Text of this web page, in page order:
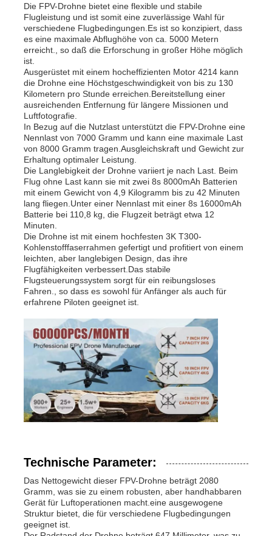
Zu Hause
Produkte
Über uns
Werksbesichtigung
Qualitätskontrolle
KONTAKTIEREN SIE UNS
Neuigkeiten
Angebot anfordern
Industrie-Drohnen
Die FPV-Drohne bietet eine flexible und stabile
Flugleistung und ist somit eine zuverlässige Wahl für
verschiedene Flugbedingungen.Es ist so konzipiert, dass
es eine maximale Abflughöhe von ca. 5000 Metern
erreicht., so daß die Erforschung in großer Höhe möglich
ist.
Ausgerüstet mit einem hocheffizienten Motor 4214 kann
die Drohne eine Höchstgeschwindigkeit von bis zu 130
Kilometern pro Stunde erreichen.Bereitstellung einer
ausreichenden Entfernung für längere Missionen und
Luftfotografie.
In Bezug auf die Nutzlast unterstützt die FPV-Drohne eine
Nennlast von 7000 Gramm und kann eine maximale Last
von 8000 Gramm tragen.Ausgleichskraft und Gewicht zur
Erhaltung optimaler Leistung.
Die Langlebigkeit der Drohne variiert je nach Last. Beim
Flug ohne Last kann sie mit zwei 8s 8000mAh Batterien
mit einem Gewicht von 4,9 Kilogramm bis zu 42 Minuten
lang fliegen.Unter einer Nennlast mit einer 8s 16000mAh
Batterie bei 110,8 kg, die Flugzeit beträgt etwa 12
Minuten.
Die Drohne ist mit einem hochfesten 3K T300-
Kohlenstofffaserrahmen gefertigt und profitiert von einem
leichten, aber langlebigen Design, das ihre
Flugfähigkeiten verbessert.Das stabile
Flugsteuerungssystem sorgt für ein reibungsloses
Fahren., so dass es sowohl für Anfänger als auch für
erfahrene Piloten geeignet ist.
Technische Parameter:
Das Nettogewicht dieser FPV-Drohne beträgt 2080
Gramm, was sie zu einem robusten, aber handhabbaren
Gerät für Luftoperationen macht.eine ausgewogene
Struktur bietet, die für verschiedene Flugbedingungen
geeignet ist.